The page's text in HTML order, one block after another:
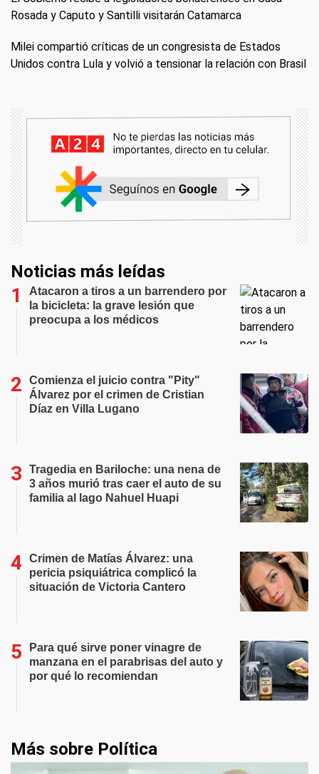
Rosada y Caputo y Santilli visitarán Catamarca
Milei compartió críticas de un congresista de Estados
Unidos contra Lula y volvió a tensionar la relación con Brasil
Noticias más leídas
Atacaron a tiros a un barrendero por
la bicicleta: la grave lesión que
preocupa a los médicos
Comienza el juicio contra "Pity"
Álvarez por el crimen de Cristian
Díaz en Villa Lugano
Tragedia en Bariloche: una nena de
3 años murió tras caer el auto de su
familia al lago Nahuel Huapi
Crimen de Matías Álvarez: una
pericia psiquiátrica complicó la
situación de Victoria Cantero
Para qué sirve poner vinagre de
manzana en el parabrisas del auto y
por qué lo recomiendan
Más sobre Política